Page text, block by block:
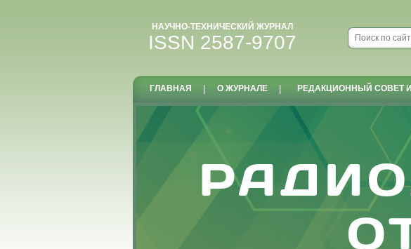
НАУЧНО-ТЕХНИЧЕСКИЙ ЖУРНАЛ
ISSN 2587-9707
ГЛАВНАЯ О ЖУРНАЛЕ РЕДАКЦИОННЫЙ СОВЕТ